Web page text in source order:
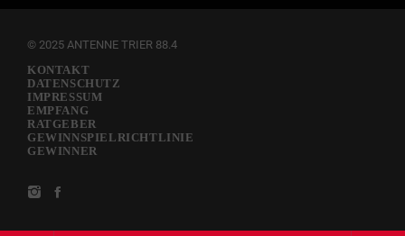
© 2025 ANTENNE TRIER 88.4
KONTAKT
DATENSCHUTZ
IMPRESSUM
EMPFANG
RATGEBER
GEWINNSPIELRICHTLINIE
GEWINNER